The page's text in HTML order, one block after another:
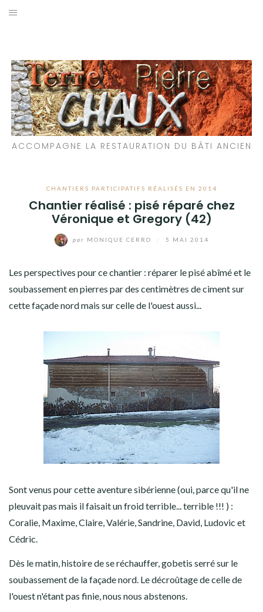
Aller
ACCOMPAGNE LA RESTAURATION DU BÂTI ANCIEN
CHANTIERS PARTICIPATIFS RÉALISÉS EN 2014
Chantier réalisé : pisé réparé chez
Véronique et Gregory (42)
par MONIQUE CERRO 5 MAI 2014
Les perspectives pour ce chantier : réparer le pisé abîmé et le
soubassement en pierres par des centimètres de ciment sur
cette façade nord mais sur celle de l'ouest aussi...
Sont venus pour cette aventure sibérienne (oui, parce qu'il ne
pleuvait pas mais il faisait un froid terrible... terrible !!! ) :
Coralie, Maxime, Claire, Valérie, Sandrine, David, Ludovic et
Cédric.
Dès le matin, histoire de se réchauffer, gobetis serré sur le
soubassement de la façade nord. Le décroûtage de celle de
l'ouest n'étant pas finie, nous nous abstenons.
PARTICIPATIFS
CHANTIERS RÉALISÉS
QUE PROPOSONS-NOUS ?